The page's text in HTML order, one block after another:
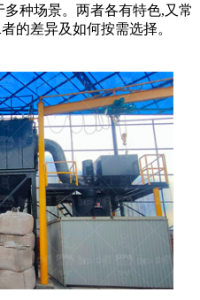
种场景。两者各有特色,又常
的差异及如何按需选择。